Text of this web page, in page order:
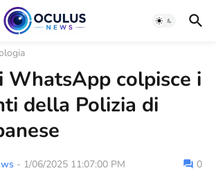
WhatsApp colpisce i
della Polizia di
- 1/06/2025 11:07:00 PM 0